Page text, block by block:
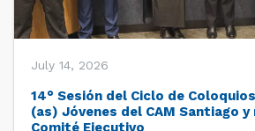
July 14, 2026
14° Sesión del Ciclo de
(as) Jóvenes del CAM Santiago
Comité Ejecutivo